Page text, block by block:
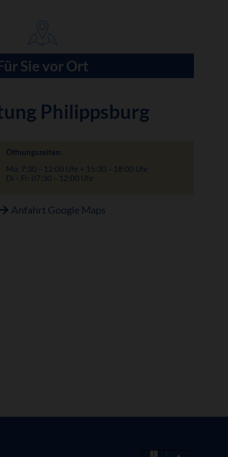
Sie vor Ort
Philippsburg
Öffnungszeiten:
Mo: 7:30 – 12:00 Uhr + 15:30 – 18:00 Uhr
Di – Fr: 07:30 – 12:00 Uhr
Anfahrt Google Maps